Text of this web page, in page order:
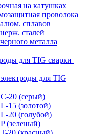
на катушках
проволока
сплавов
сталей
металла
для TIG сварки
для TIG
20 (серый)
(золотой)
(голубой)